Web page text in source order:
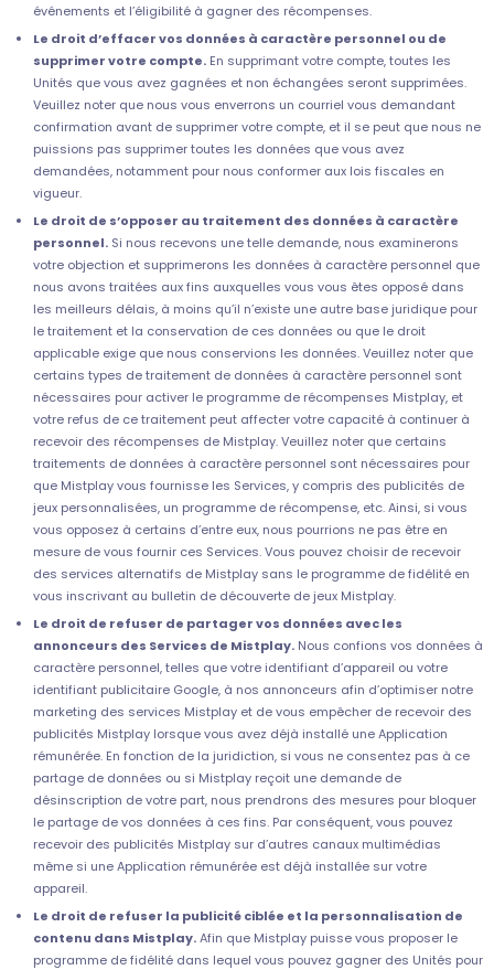
événements et l’éligibilité à gagner des récompenses.
Le droit d’effacer vos données à caractère personnel ou de
supprimer votre compte.En supprimant votre compte, toutes les
Unités que vous avez gagnées et non échangées seront supprimées.
Veuillez noter que nous vous enverrons un courriel vous demandant
confirmation avant de supprimer votre compte, et il se peut que nous ne
puissions pas supprimer toutes les données que vous avez
demandées, notamment pour nous conformer aux lois fiscales en
vigueur.
Le droit de s’opposer au traitement des données à caractère
personnel.Si nous recevons une telle demande, nous examinerons
votre objection et supprimerons les données à caractère personnel que
nous avons traitées aux fins auxquelles vous vous êtes opposé dans
les meilleurs délais, à moins qu’il n’existe une autre base juridique pour
le traitement et la conservation de ces données ou que le droit
applicable exige que nous conservions les données. Veuillez noter que
certains types de traitement de données à caractère personnel sont
nécessaires pour activer le programme de récompenses Mistplay, et
votre refus de ce traitement peut affecter votre capacité à continuer à
recevoir des récompenses de Mistplay. Veuillez noter que certains
traitements de données à caractère personnel sont nécessaires pour
que Mistplay vous fournisse les Services, y compris des publicités de
jeux personnalisées, un programme de récompense, etc. Ainsi, si vous
vous opposez à certains d’entre eux, nous pourrions ne pas être en
mesure de vous fournir ces Services. Vous pouvez choisir de recevoir
des services alternatifs de Mistplay sans le programme de fidélité en
vous inscrivant au bulletin de découverte de jeux Mistplay.
Le droit de refuser de partager vos données avec les
annonceurs des Services de Mistplay.Nous confions vos données à
caractère personnel, telles que votre identifiant d’appareil ou votre
identifiant publicitaire Google, à nos annonceurs afin d’optimiser notre
marketing des services Mistplay et de vous empêcher de recevoir des
publicités Mistplay lorsque vous avez déjà installé une Application
rémunérée. En fonction de la juridiction, si vous ne consentez pas à ce
partage de données ou si Mistplay reçoit une demande de
désinscription de votre part, nous prendrons des mesures pour bloquer
le partage de vos données à ces fins. Par conséquent, vous pouvez
recevoir des publicités Mistplay sur d’autres canaux multimédias
même si une Application rémunérée est déjà installée sur votre
appareil.
Le droit de refuser la publicité ciblée et la personnalisation de
contenu dans Mistplay.Afin que Mistplay puisse vous proposer le
programme de fidélité dans lequel vous pouvez gagner des Unités pour